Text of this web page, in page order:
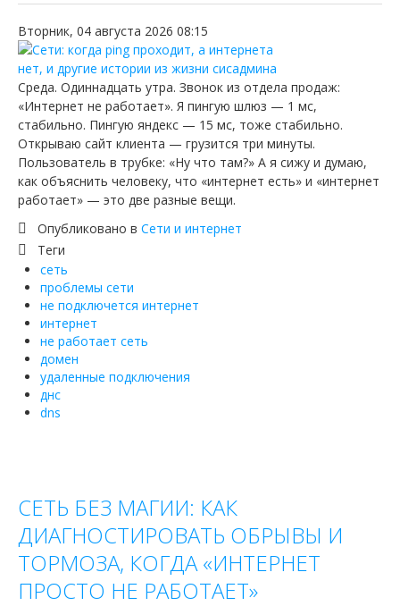
Вторник, 04 августа 2026 08:15
Среда. Одиннадцать утра. Звонок из отдела продаж:
«Интернет не работает». Я пингую шлюз — 1 мс,
стабильно. Пингую яндекс — 15 мс, тоже стабильно.
Открываю сайт клиента — грузится три минуты.
Пользователь в трубке: «Ну что там?» А я сижу и думаю,
как объяснить человеку, что «интернет есть» и «интернет
работает» — это две разные вещи.
Опубликовано в Сети и интернет
Теги
сеть
проблемы сети
не подключется интернет
интернет
не работает сеть
домен
удаленные подключения
днс
dns
СЕТЬ БЕЗ МАГИИ: КАК
ДИАГНОСТИРОВАТЬ ОБРЫВЫ И
ТОРМОЗА, КОГДА «ИНТЕРНЕТ
ПРОСТО НЕ РАБОТАЕТ»